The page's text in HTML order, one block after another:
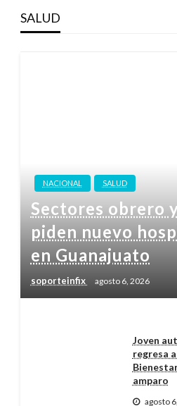
SALUD
NACIONAL SALUD
Sectores obrero
piden nuevo
en Guanajuato
soporteinfix agosto 6, 2026
Joven
regresa
amparo
agosto